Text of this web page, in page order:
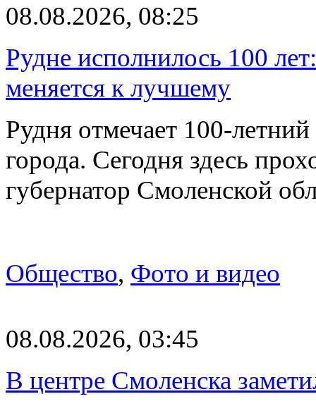
08.08.2026, 08:25
Рудне исполнилось 100
меняется к лучшему
Рудня отмечает 100-
города. Сегодня здесь
губернатор Смоленской
Общество, Фото и видео
08.08.2026, 03:45
В центре Смоленска